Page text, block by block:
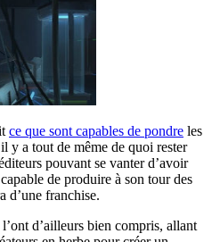
ce que sont capables de pondre les
y a tout de même de quoi rester
pouvant se vanter d’avoir
de produire à son tour des
d’une franchise.
d’ailleurs bien compris, allant